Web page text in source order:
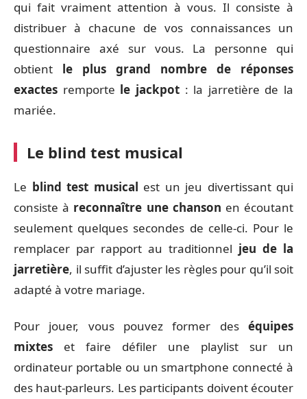
qui fait vraiment attention à vous. Il consiste à
distribuer à chacune de vos connaissances un
questionnaire axé sur vous. La personne qui
obtient le plus grand nombre de réponses
exactes remporte le jackpot: la jarretière de la
mariée.
Le blind test musical
Le blind test musical est un jeu divertissant qui
consiste à reconnaître une chanson en écoutant
seulement quelques secondes de celle-ci. Pour le
remplacer par rapport au traditionnel jeu de la
jarretière, il suffit d’ajuster les règles pour qu’il soit
adapté à votre mariage.
Pour jouer, vous pouvez former des équipes
mixtes et faire défiler une playlist sur un
ordinateur portable ou un smartphone connecté à
des haut-parleurs. Les participants doivent écouter